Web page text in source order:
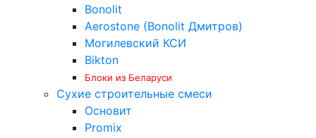
Bonolit
Aerostone (Bonolit Дмитров)
Могилевский КСИ
Bikton
Блоки из Беларуси
Сухие строительные смеси
Основит
Promix